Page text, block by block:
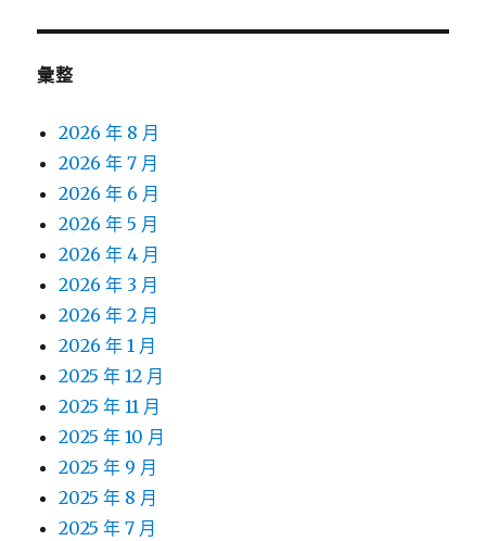
彙整
2026 年 8 月
2026 年 7 月
2026 年 6 月
2026 年 5 月
2026 年 4 月
2026 年 3 月
2026 年 2 月
2026 年 1 月
2025 年 12 月
2025 年 11 月
2025 年 10 月
2025 年 9 月
2025 年 8 月
2025 年 7 月